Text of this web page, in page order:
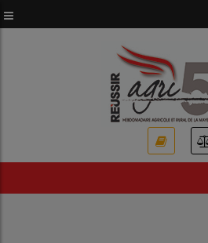
au